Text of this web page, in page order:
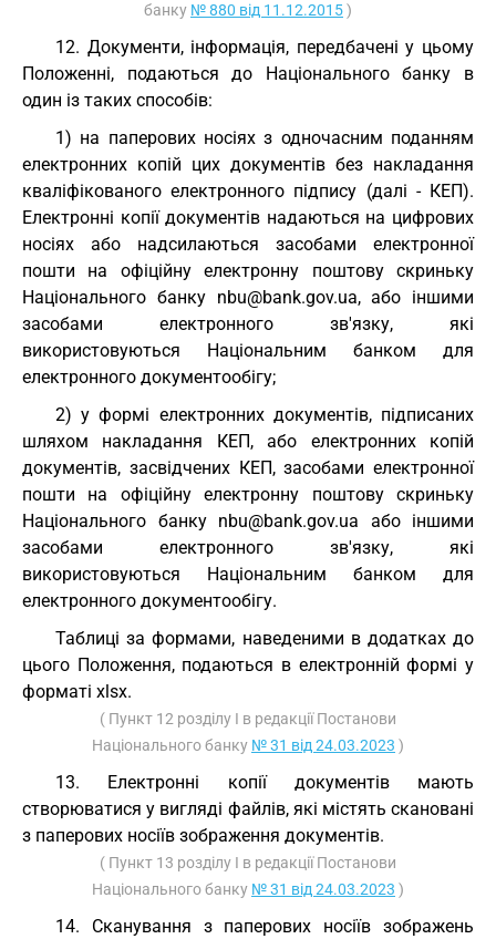
банку № 880 від 11.12.2015)
12. Документи, інформація, передбачені у цьому
Положенні, подаються до Національного банку в
один із таких способів:
1) на паперових носіях з одночасним поданням
електронних копій цих документів без накладання
кваліфікованого електронного підпису (далі - КЕП).
Електронні копії документів надаються на цифрових
носіях або надсилаються засобами електронної
пошти на офіційну електронну поштову скриньку
Національного банку nbu@bank.gov.ua, або іншими
засобами електронного зв'язку, які
використовуються Національним банком для
електронного документообігу;
2) у формі електронних документів, підписаних
шляхом накладання КЕП, або електронних копій
документів, засвідчених КЕП, засобами електронної
пошти на офіційну електронну поштову скриньку
Національного банку nbu@bank.gov.ua або іншими
засобами електронного зв'язку, які
використовуються Національним банком для
електронного документообігу.
Таблиці за формами, наведеними в додатках до
цього Положення, подаються в електронній формі у
форматі xlsx.
( Пункт 12 розділу I в редакції Постанови
Національного банку № 31 від 24.03.2023 )
13. Електронні копії документів мають
створюватися у вигляді файлів, які містять скановані
з паперових носіїв зображення документів.
( Пункт 13 розділу I в редакції Постанови
Національного банку № 31 від 24.03.2023 )
14. Сканування з паперових носіїв зображень